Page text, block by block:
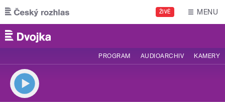
Přejít k hlavnímu obsahu
ŽIVĚ MENU
PROGRAM AUDIOARCHIV KAMERY